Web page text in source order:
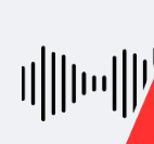
content